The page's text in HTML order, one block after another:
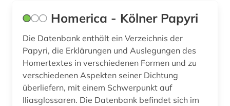
barock (1)
basteln (1)
baudenkmal (1)
bauen (1)
bauforschung (1)
Homerica - Kölner Papyri
Die Datenbank enthält ein Verzeichnis der
Papyri, die Erklärungen und Auslegungen des
Homertextes in verschiedenen Formen und zu
verschiedenen Aspekten seiner Dichtung
überliefern, mit einem Schwerpunkt auf
Iliasglossaren. Die Datenbank befindet sich im